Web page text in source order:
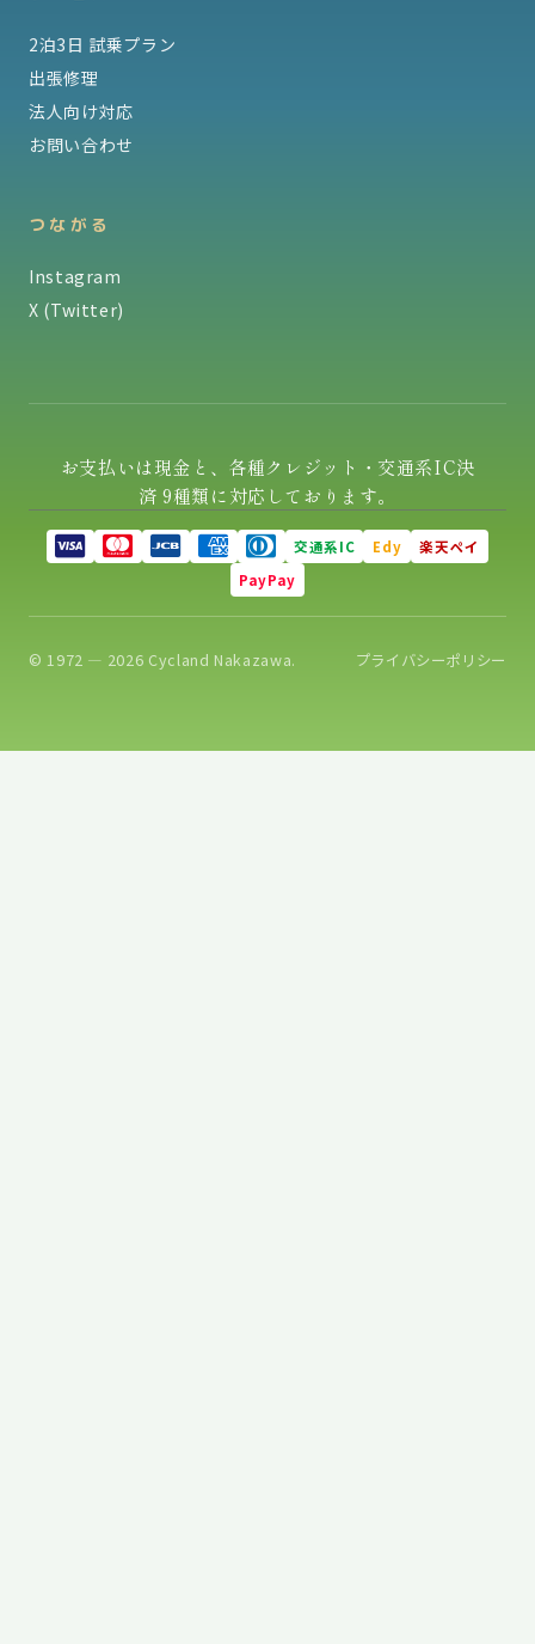
2泊3日 試乗プラン
出張修理
法人向け対応
お問い合わせ
つながる
Instagram
X (Twitter)
お支払いは現金と、各種クレジット・交通系IC決
済 9種類に対応しております。
交通系IC Edy
楽天ペイ
PayPay
© 1972 — 2026 Cycland Nakazawa. プライバシーポリシー